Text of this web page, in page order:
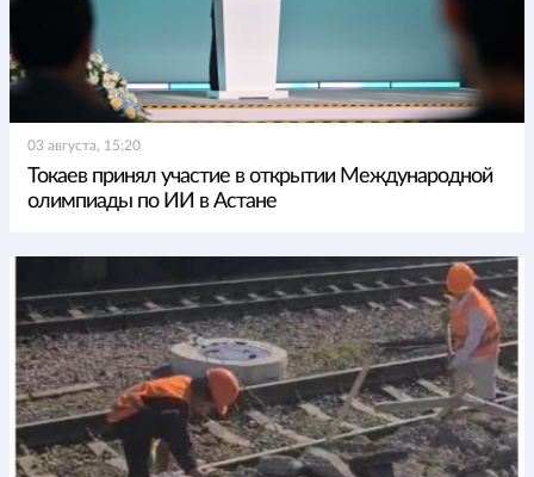
03 августа, 15:20
Токаев принял участие в открытии Международной
олимпиады по ИИ в Астане